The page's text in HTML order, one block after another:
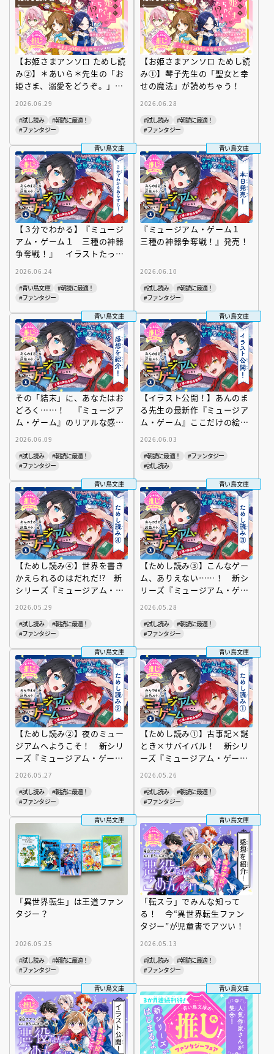
【お姫さまアンソロ ためし読
み②】＊あいら＊先生の「お
姫さま、溺愛をどうぞ。」が
2026.06.29
#試し読み
#朝読に最適！
#ファンタジー
【お姫さまアンソロ ためし読
み①】琴子先生の「聖女と幸
せの魔法」が読めちゃう！
2026.06.28
#試し読み
#朝読に最適！
#ファンタジー
青い鳥文庫
【３分でわかる】『ミュージ
アム・ゲーム１ 三種の神器
争奪戦！』 イラストたっぷ
2026.06.24
#青い鳥文庫
#朝読に最適！
#ファンタジー
青い鳥文庫
『ミュージアム・ゲーム１
三種の神器争奪戦！』発売！
2026.06.10
#試し読み
#朝読に最適！
#ファンタジー
青い鳥文庫
その「結末」に、あなたはお
どろく……！ 『ミュージア
ム・ゲーム』のリアルな感
2026.06.09
#試し読み
#朝読に最適！
#ファンタジー
青い鳥文庫
【イラスト公開！】あんのま
る先生の最新作『ミュージア
ム・ゲーム』ここだけの絵を
2026.06.03
#朝読に最適！
#ファンタジー
#試し読み
青い鳥文庫
【ためし読み④】世界を書き
かえられるのはだれだ!? 新
シリーズ『ミュージアム・ゲ
ーム１ 三種の神器争奪
2026.05.29
#試し読み
#朝読に最適！
#ファンタジー
青い鳥文庫
【ためし読み③】こんなゲー
ム、ありえない……！ 新シ
リーズ『ミュージアム・ゲー
ム１ 三種の神器争奪戦！』
2026.05.28
#試し読み
#朝読に最適！
#ファンタジー
青い鳥文庫
【ためし読み②】夜のミュー
ジアムへようこそ！ 新シリ
ーズ『ミュージアム・ゲーム
１ 三種の神器争奪戦！』が
2026.05.27
#試し読み
#朝読に最適！
#ファンタジー
青い鳥文庫
【ためし読み①】古事記×謎
とき×サバイバル！ 新シリ
ーズ『ミュージアム・ゲーム
１ 三種の神器争奪戦！』が
2026.05.26
#試し読み
#朝読に最適！
#ファンタジー
青い鳥文庫
「異世界転生」は王道ファン
タジー？
2026.05.25
#試し読み
#朝読に最適！
#ファンタジー
青い鳥文庫
「転スラ」でみんな知って
る！ 今“異世界転生ファン
タジー”が児童書でアツい！
2026.05.13
#試し読み
#朝読に最適！
#ファンタジー
青い鳥文庫
青い鳥文庫